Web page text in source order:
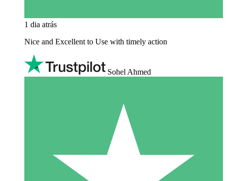
1 dia atrás
Nice and Excellent to Use with timely action
Sohel Ahmed